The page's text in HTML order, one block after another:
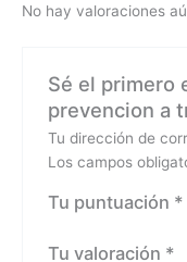
No hay valoraciones
Sé el primero
prevencion a
Tu dirección de
Los campos
Tu puntuación *
Tu valoración *